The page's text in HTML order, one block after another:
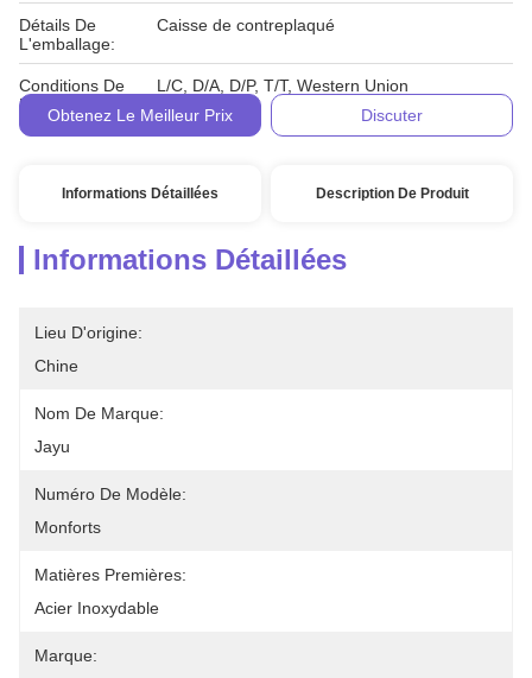
Détails De
L'emballage:
Caisse de contreplaqué
Conditions De
Paiement:
L/C, D/A, D/P, T/T, Western Union
Obtenez Le Meilleur Prix
Discuter
Informations Détaillées Description De Produit
Informations Détaillées
Lieu D'origine:
Chine
Nom De Marque:
Jayu
Numéro De Modèle:
Monforts
Matières Premières:
Acier Inoxydable
Marque: